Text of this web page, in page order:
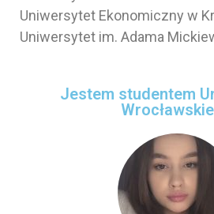
Uniwersytet Ekonomiczny w
Uniwersytet im. Adama
Jestem studentem